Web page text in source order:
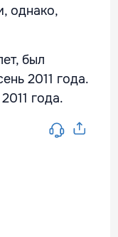
однако,
был
2011 года.
года.